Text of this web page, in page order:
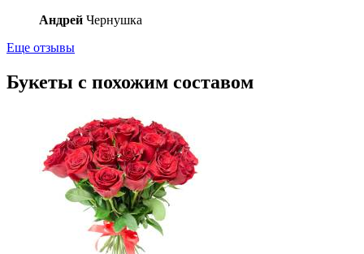
Андрей Чернушка
Еще отзывы
Букеты с похожим составом